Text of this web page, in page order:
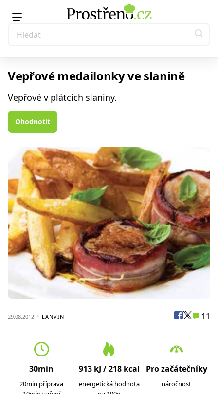
Vepřové medailonky ve slanině
Vepřové v plátcích slaniny.
Ohodnotit
29.08.2012 LANVIN 11
30min
20min příprava
913 kJ / 218 kcal
energetická hodnota
Pro začátečníky
náročnost